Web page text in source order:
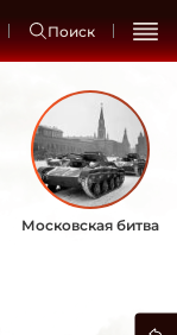
Поиск
Московская битва